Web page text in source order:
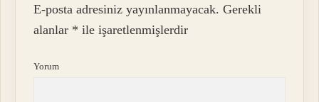
E-posta adresiniz yayınlanmayacak. Gerekli
alanlar * ile işaretlenmişlerdir
Yorum